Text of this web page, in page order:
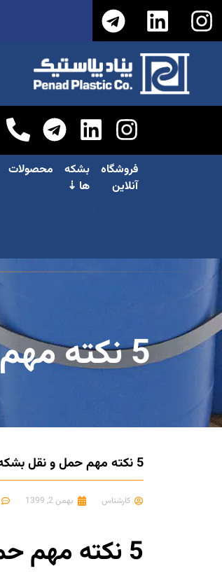
فروشگاه
آنلاین
بشکه
ها ⇣
محصولات
5 نکته مهم حمل و نقل بشکه های پلاستیکی
5 نکته مهم حمل و نقل بشکه های پلاستیکی
کارشناس بهمن 2, 1399
5 نکته مهم حمل و نقل بشکه های پلاستیکی